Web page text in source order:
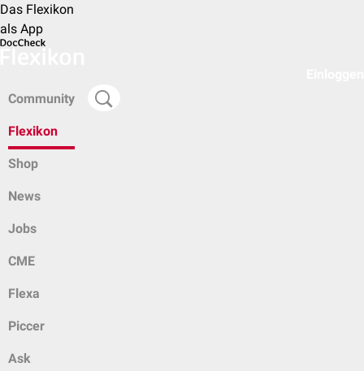
Das Flexikon
als App
Community
Flexikon
Shop
News
Jobs
CME
Flexa
Piccer
Ask